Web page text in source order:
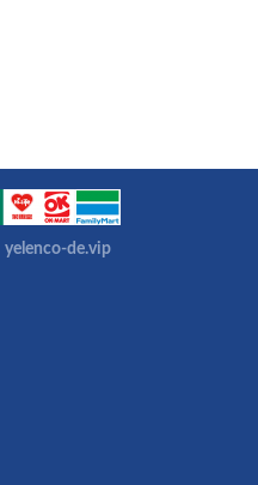
yelenco-de.vip